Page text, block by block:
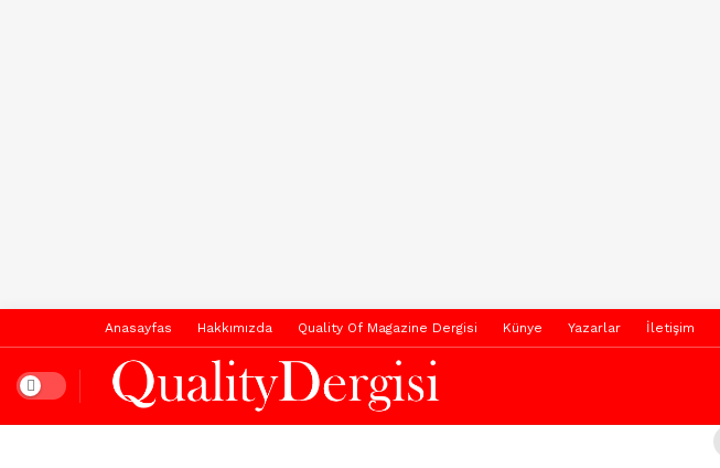
Anasayfas Hakkımızda Quality Of Magazine Dergisi Künye Yazarlar İletişim
Dark mode